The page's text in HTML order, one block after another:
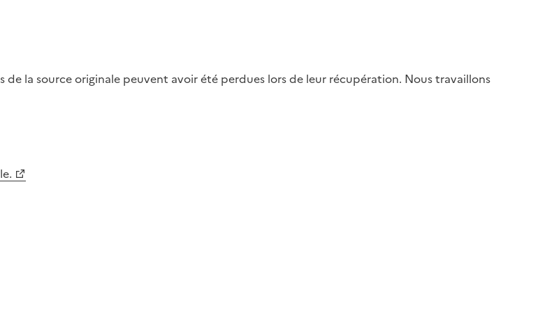
la source originale peuvent avoir été perdues lors de leur récupération. Nous travaillons